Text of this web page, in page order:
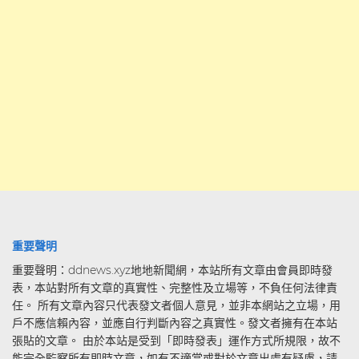
重要聲明
重要聲明：ddnews.xyz地地新聞網，本站所有文章由會員即時發
表，本站對所有文章的真實性、完整性及立場等，不負任何法律責
任。 所有文章內容只代表發文者個人意見，並非本網站之立場，用
戶不應信賴內容，並應自行判斷內容之真實性。發文者擁有在本站
張貼的文章。 由於本站是受到「即時發表」運作方式所規限，故不